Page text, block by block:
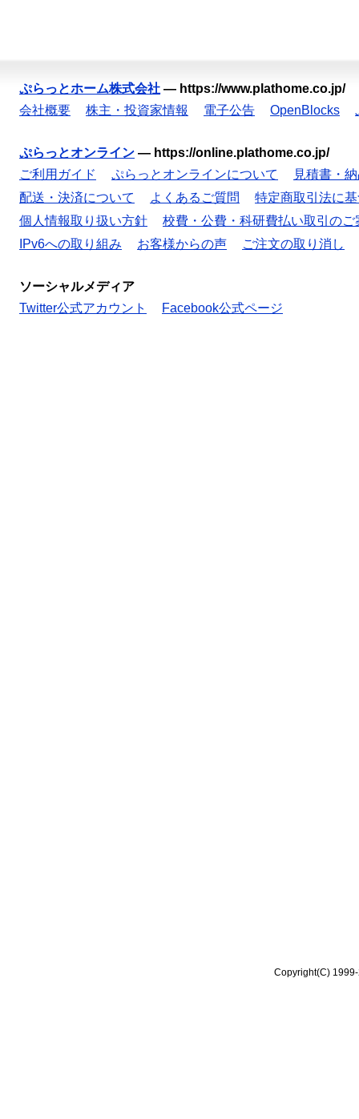
ぷらっとホーム株式会社 — https://www.plathome.co.jp/
会社概要
株主・投資家情報 電子公告 OpenBlocks
ぷらっとオンライン — https://online.plathome.co.jp/
ご利用ガイド
ぷらっとオンラインについて
見積書・
配送・決済について
よくあるご質問
特定商取引法に
個人情報取り扱い方針
校費・公費・科研費払い取引のご
IPv6への取り組み
お客様からの声 ご注文の取り消し
ソーシャルメディア
Twitter公式アカウント
Facebook公式ページ
Copyright(C)